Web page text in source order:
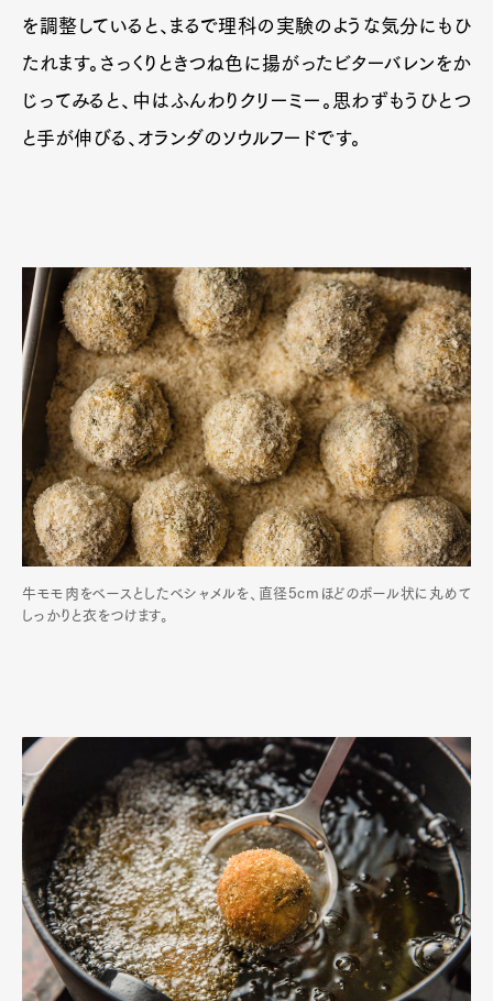
を調整していると、まるで理科の実験のような気分にもひ
たれます。さっくりときつね色に揚がったビターバレンをか
じってみると、中はふんわりクリーミー。思わずもうひとつ
と手が伸びる、オランダのソウルフードです。
牛モモ肉をベースとしたベシャメルを、直径5cmほどのボール状に丸めて
しっかりと衣をつけます。